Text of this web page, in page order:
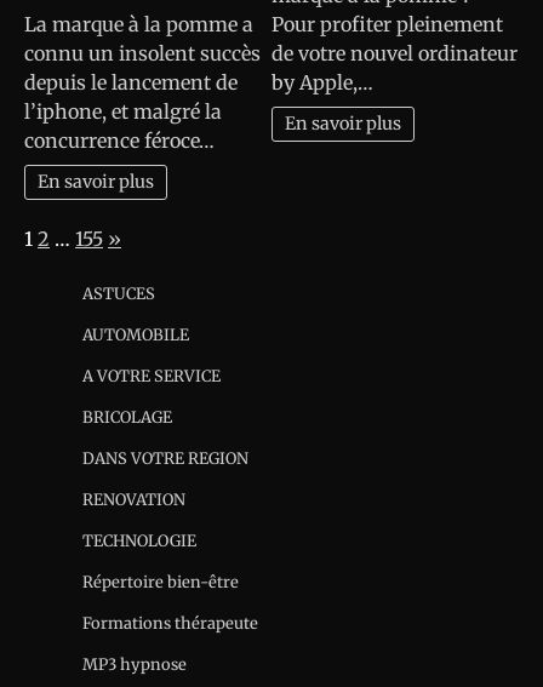
La marque à la pomme a
connu un insolent succès
depuis le lancement de
l’iphone, et malgré la
concurrence féroce…
En savoir plus
Pour profiter pleinement
de votre nouvel ordinateur
by Apple,…
En savoir plus
Page:
1 2 … 155 Next
»
ASTUCES
AUTOMOBILE
A VOTRE SERVICE
BRICOLAGE
DANS VOTRE REGION
RENOVATION
TECHNOLOGIE
Répertoire bien-être
Formations thérapeute
MP3 hypnose